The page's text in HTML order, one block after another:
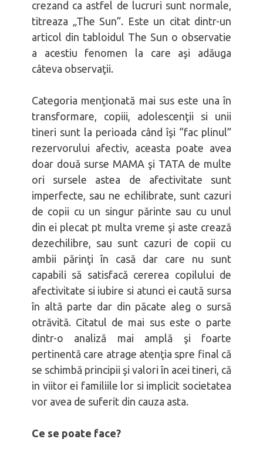
crezand ca astfel de lucruri sunt normale,
titreaza „The Sun”. Este un citat dintr-un
articol din tabloidul The Sun o observatie
a acestiu fenomen la care aşi adăuga
câteva observaţii.
Categoria menţionată mai sus este una în
transformare, copiii, adolescenţii si unii
tineri sunt la perioada când îşi “fac plinul”
rezervorului afectiv, aceasta poate avea
doar două surse MAMA şi TATA de multe
ori sursele astea de afectivitate sunt
imperfecte, sau ne echilibrate, sunt cazuri
de copii cu un singur părinte sau cu unul
din ei plecat pt multa vreme şi aste crează
dezechilibre, sau sunt cazuri de copii cu
ambii părinţi în casă dar care nu sunt
capabili să satisfacă cererea copilului de
afectivitate si iubire si atunci ei caută sursa
în altă parte dar din păcate aleg o sursă
otrăvită. Citatul de mai sus este o parte
dintr-o analiză mai amplă şi foarte
pertinentă care atrage atenţia spre final că
se schimbă principii şi valori în acei tineri, că
in viitor ei familiile lor si implicit societatea
vor avea de suferit din cauza asta.
Ce se poate face?